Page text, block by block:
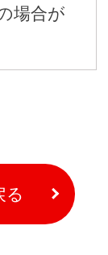
場合が
る